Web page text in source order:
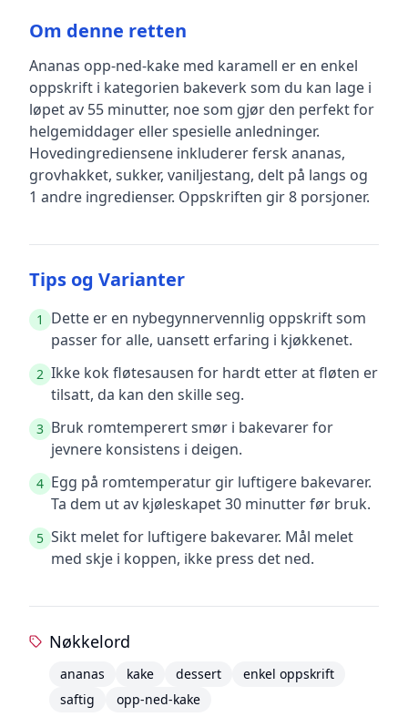
Om denne retten
Ananas opp-ned-kake med karamell er en enkel
oppskrift i kategorien bakeverk som du kan lage i
løpet av 55 minutter, noe som gjør den perfekt for
helgemiddager eller spesielle anledninger.
Hovedingrediensene inkludererfersk ananas,
grovhakket, sukker, vaniljestang, delt på langs og
1 andre ingredienser. Oppskriften gir8 porsjoner.
Tips og Varianter
1
Dette er en nybegynnervennlig oppskrift som
passer for alle, uansett erfaring i kjøkkenet.
2 Ikke kok fløtesausen for hardt etter at fløten er
tilsatt, da kan den skille seg.
3 Bruk romtemperert smør i bakevarer for
jevnere konsistens i deigen.
4 Egg på romtemperatur gir luftigere bakevarer.
Ta dem ut av kjøleskapet 30 minutter før bruk.
5 Sikt melet for luftigere bakevarer. Mål melet
med skje i koppen, ikke press det ned.
Nøkkelord
ananas kake dessert
enkel oppskrift
saftig
opp-ned-kake